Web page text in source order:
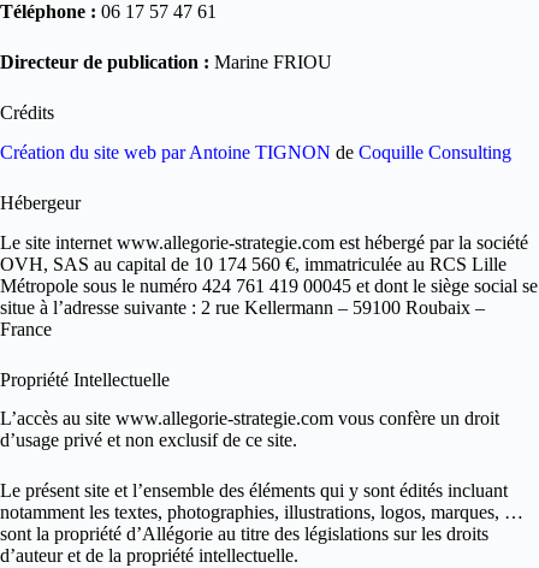
Téléphone : 06 17 57 47 61
Directeur de publication : Marine FRIOU
Crédits
Création du site web par Antoine TIGNON de Coquille Consulting
Hébergeur
Le site internet www.allegorie-strategie.com est hébergé par la société
OVH, SAS au capital de 10 174 560 €, immatriculée au RCS Lille
Métropole sous le numéro 424 761 419 00045 et dont le siège social se
situe à l’adresse suivante : 2 rue Kellermann – 59100 Roubaix –
France
Propriété Intellectuelle
L’accès au site www.allegorie-strategie.com vous confère un droit
d’usage privé et non exclusif de ce site.
Le présent site et l’ensemble des éléments qui y sont édités incluant
notamment les textes, photographies, illustrations, logos, marques, …
sont la propriété d’Allégorie au titre des législations sur les droits
d’auteur et de la propriété intellectuelle.